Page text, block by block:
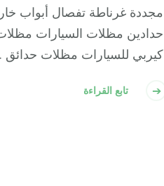
مجددة غرناطة تفصال أبواب
حدادين مظلات السيارات
كيربي للسيارات مظلات
تابع القراءة